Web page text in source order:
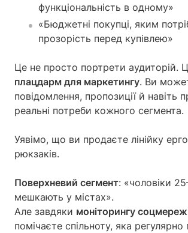
функціональність в одному»
«Бюджетні покупці, яким
прозорість перед купівлею»
Це не просто портрети аудиторій.
плацдарм для маркетингу. Ви
повідомлення, пропозиції й навіть
реальні потреби кожного сегмента.
Уявімо, що ви продаєте лінійку
рюкзаків.
Поверхневий сегмент: «чоловіки
мешкають у містах».
Але завдяки моніторингу
помічаєте спільноту, яка